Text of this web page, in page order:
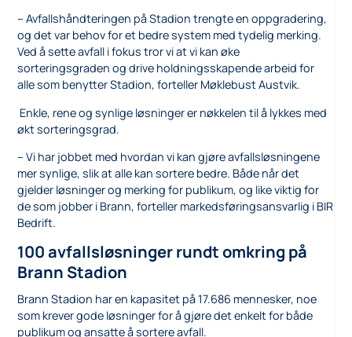
– Avfallshåndteringen på Stadion trengte en oppgradering,
og det var behov for et bedre system med tydelig merking.
Ved å sette avfall i fokus tror vi at vi kan øke
sorteringsgraden og drive holdningsskapende arbeid for
alle som benytter Stadion, forteller Møklebust Austvik.
Enkle, rene og synlige løsninger er nøkkelen til å lykkes med
økt sorteringsgrad.
– Vi har jobbet med hvordan vi kan gjøre avfallsløsningene
mer synlige, slik at alle kan sortere bedre. Både når det
gjelder løsninger og merking for publikum, og like viktig for
de som jobber i Brann, forteller markedsføringsansvarlig i BIR
Bedrift.
100 avfallsløsninger rundt omkring på
Brann Stadion
Brann Stadion har en kapasitet på 17.686 mennesker, noe
som krever gode løsninger for å gjøre det enkelt for både
publikum og ansatte å sortere avfall.